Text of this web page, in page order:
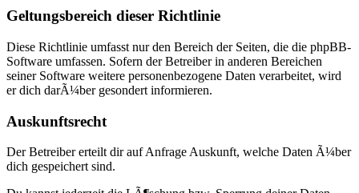
Geltungsbereich dieser Richtlinie
Diese Richtlinie umfasst nur den Bereich der Seiten, die die phpBB-
Software umfassen. Sofern der Betreiber in anderen Bereichen
seiner Software weitere personenbezogene Daten verarbeitet, wird
er dich darÃ¼ber gesondert informieren.
Auskunftsrecht
Der Betreiber erteilt dir auf Anfrage Auskunft, welche Daten Ã¼ber
dich gespeichert sind.